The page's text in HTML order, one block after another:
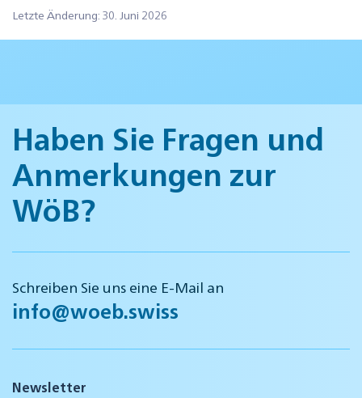
Letzte Änderung: 30. Juni 2026
Haben Sie Fragen und
Anmerkungen zur
WöB?
Schreiben Sie uns eine E-Mail an
info@woeb.swiss
Newsletter